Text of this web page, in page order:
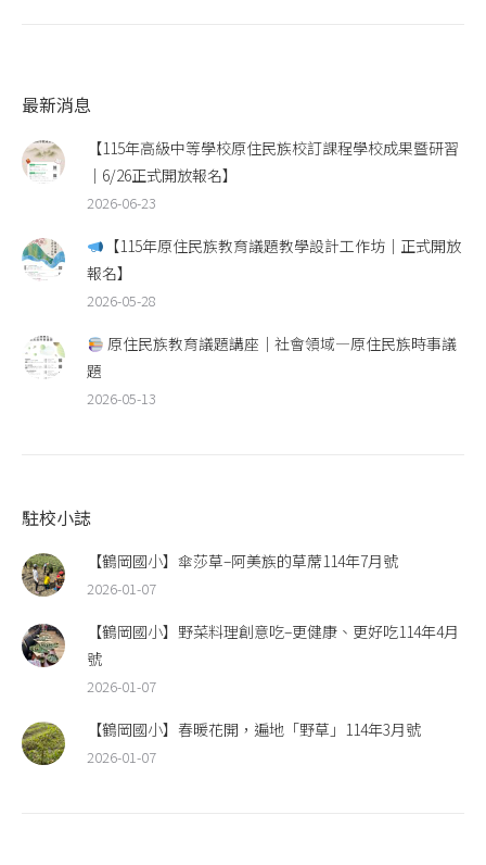
最新消息
【115年高級中等學校原住民族校訂課程學校成果暨研習
｜6/26正式開放報名】
2026-06-23
【115年原住民族教育議題教學設計工作坊｜正式開放
報名】
2026-05-28
原住民族教育議題講座｜社會領域—原住民族時事議
題
2026-05-13
駐校小誌
【鶴岡國小】傘莎草–阿美族的草蓆114年7月號
2026-01-07
【鶴岡國小】野菜料理創意吃–更健康、更好吃114年4月
號
2026-01-07
【鶴岡國小】春暖花開，遍地「野草」114年3月號
2026-01-07